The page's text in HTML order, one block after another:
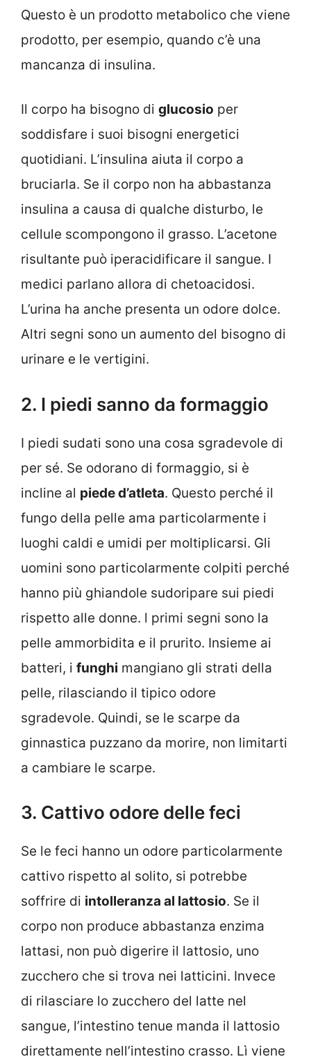
Questo è un prodotto metabolico che viene
prodotto, per esempio, quando c’è una
mancanza di insulina.
Il corpo ha bisogno di glucosio per
soddisfare i suoi bisogni energetici
quotidiani. L’insulina aiuta il corpo a
bruciarla. Se il corpo non ha abbastanza
insulina a causa di qualche disturbo, le
cellule scompongono il grasso. L’acetone
risultante può iperacidificare il sangue. I
medici parlano allora di chetoacidosi.
L’urina ha anche presenta un odore dolce.
Altri segni sono un aumento del bisogno di
urinare e le vertigini.
2. I piedi sanno da formaggio
I piedi sudati sono una cosa sgradevole di
per sé. Se odorano di formaggio, si è
incline al piede d’atleta. Questo perché il
fungo della pelle ama particolarmente i
luoghi caldi e umidi per moltiplicarsi. Gli
uomini sono particolarmente colpiti perché
hanno più ghiandole sudoripare sui piedi
rispetto alle donne. l primi segni sono la
pelle ammorbidita e il prurito. Insieme ai
batteri, i funghi mangiano gli strati della
pelle, rilasciando il tipico odore
sgradevole. Quindi, se le scarpe da
ginnastica puzzano da morire, non limitarti
a cambiare le scarpe.
3. Cattivo odore delle feci
Se le feci hanno un odore particolarmente
cattivo rispetto al solito, si potrebbe
soffrire di intolleranza al lattosio. Se il
corpo non produce abbastanza enzima
lattasi, non può digerire il lattosio, uno
zucchero che si trova nei latticini. Invece
di rilasciare lo zucchero del latte nel
sangue, l’intestino tenue manda il lattosio
direttamente nell’intestino crasso. Lì viene